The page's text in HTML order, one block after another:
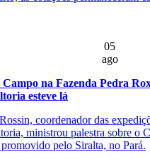
05
ago
Campo na Fazenda Pedra
esteve lá
coordenador das
ministrou palestra sobre o
pelo Siralta, no Pará.